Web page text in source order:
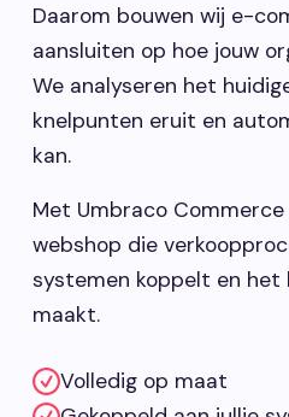
Daarom bouwen wij e-
aansluiten op hoe jouw
We analyseren het
knelpunten eruit en
kan.
Met Umbraco
webshop die
systemen koppelt en het
maakt.
Volledig op maat